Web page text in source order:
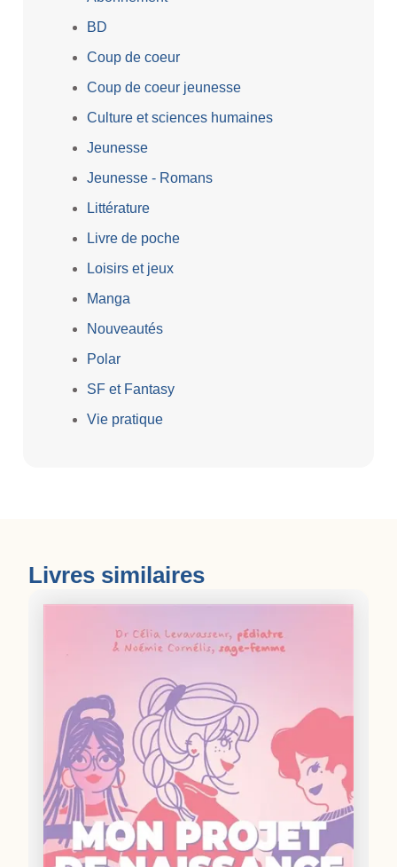
BD
Coup de coeur
Coup de coeur jeunesse
Culture et sciences humaines
Jeunesse
Jeunesse - Romans
Littérature
Livre de poche
Loisirs et jeux
Manga
Nouveautés
Polar
SF et Fantasy
Vie pratique
Livres similaires